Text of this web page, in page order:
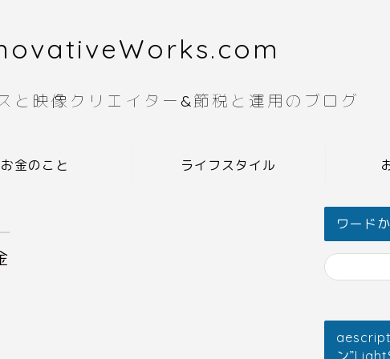
と映像クリエイター&節税と運用のブログ
お金のこと ライフスタイル
ワード
ン